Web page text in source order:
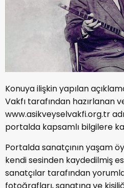
Konuya ilişkin yapılan
Vakfı tarafından hazırlanan
www.asikveyselvakfi.org.tr
portalda kapsamlı bilgilere
Portalda sanatçının yaşam
kendi sesinden kaydedilmiş
sanatçılar tarafından